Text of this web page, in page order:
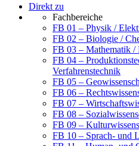
Direkt zu
Fachbereiche
FB 01 – Physik /
FB 02 – Biologie /
FB 03 – Mathematik /
FB 04 –
Verfahrenstechnik
FB 05 –
FB 06 –
FB 07 –
FB 08 –
FB 09 –
FB 10 – Sprach- und